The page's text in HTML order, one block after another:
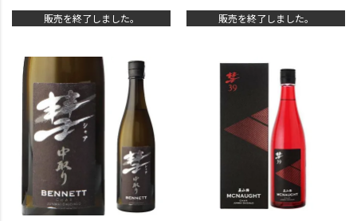
販売を終了しました。 販売を終了しました。